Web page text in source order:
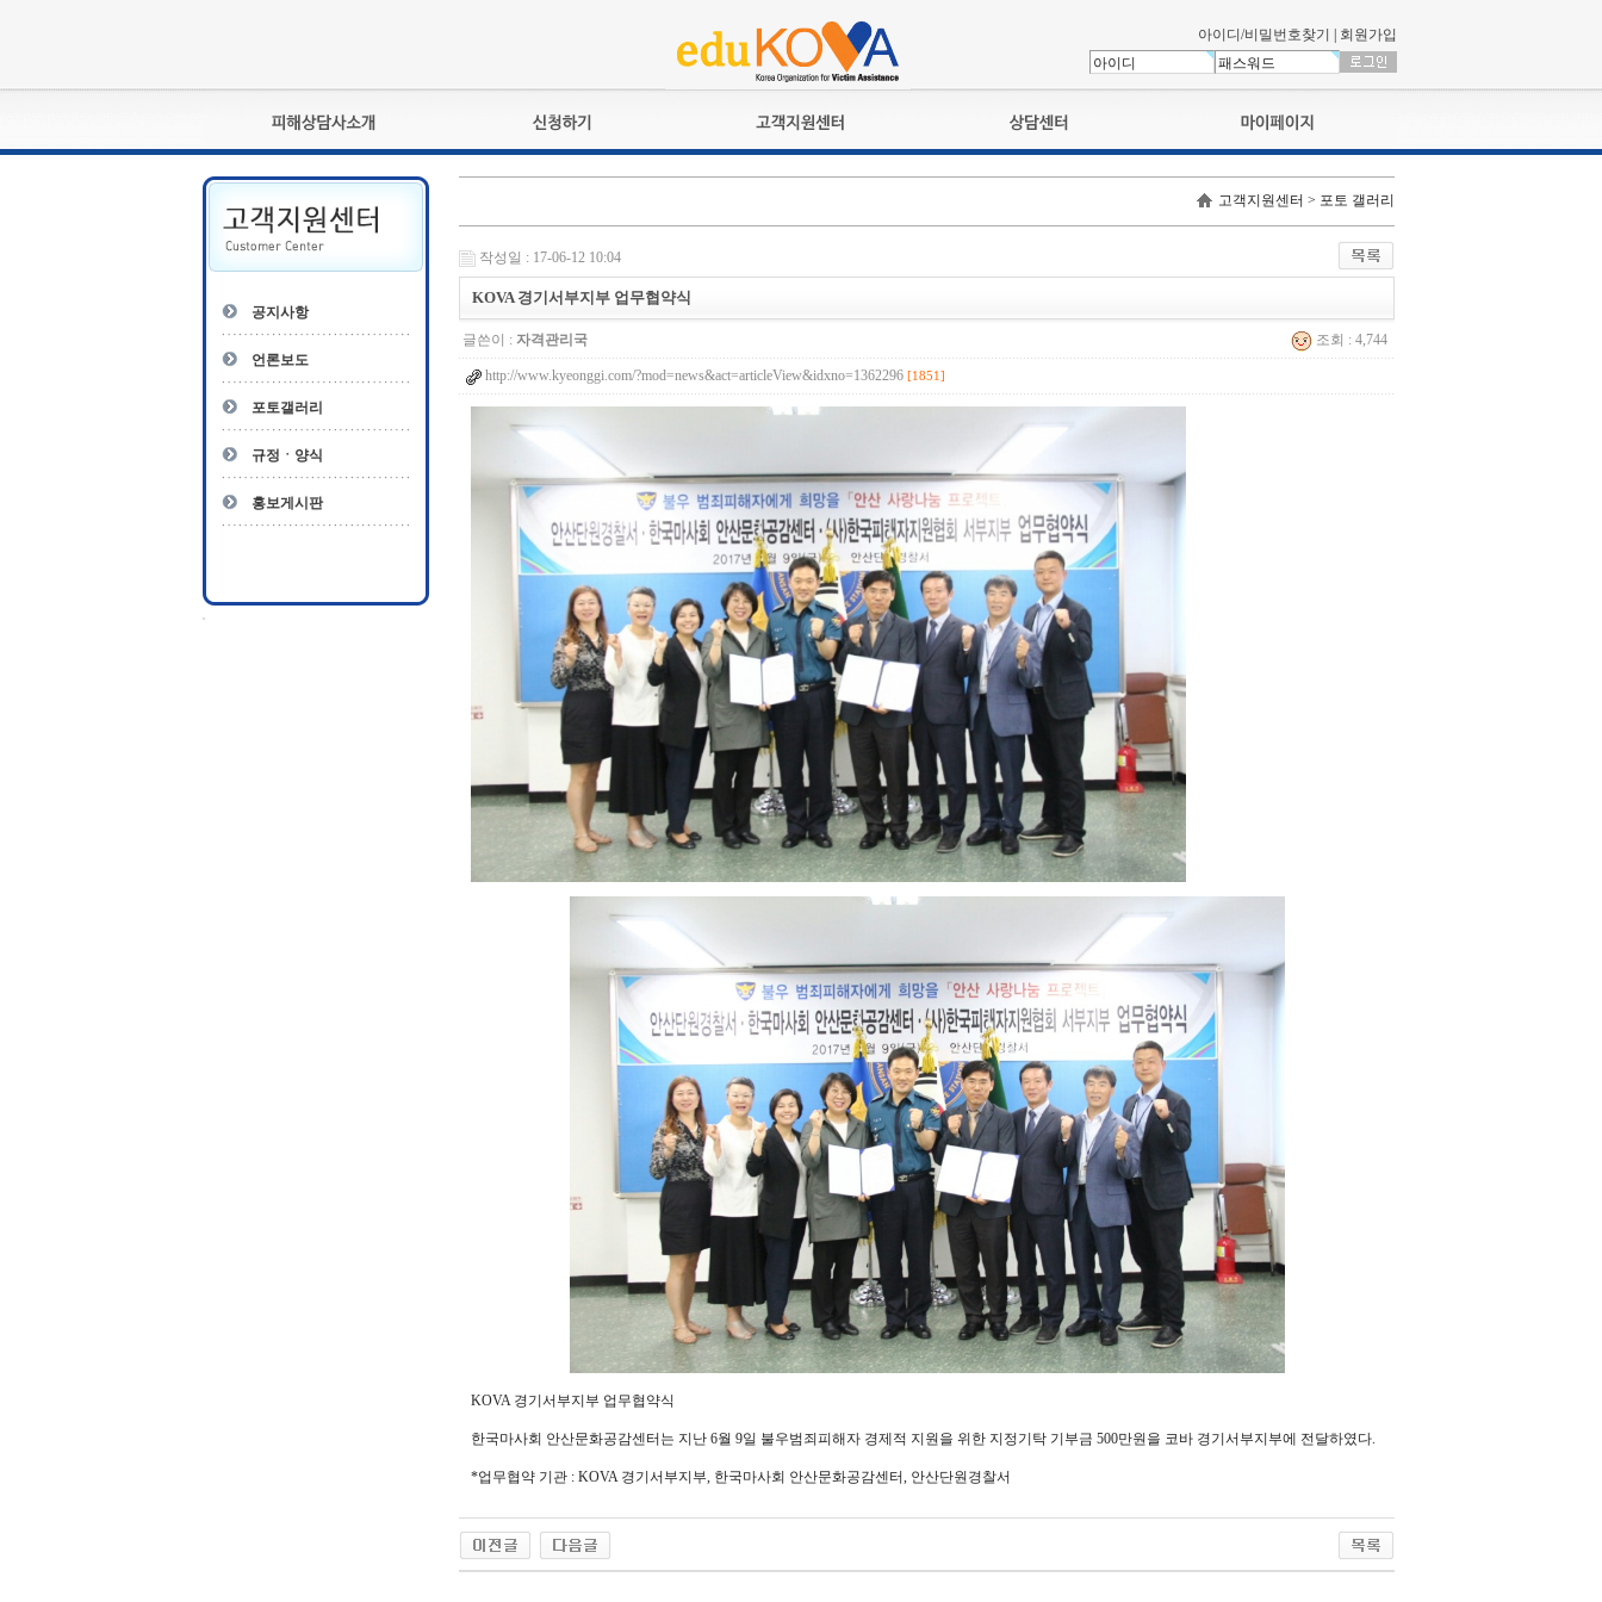
아이디/비밀번호찾기 회원가입
피해상담사란?
자격관리규정
상담사 자격증 확인
- 피해상담사 1급
- 전문수련감독자
- 전문수련기관
교육훈련
자격심사
자격유지교육
자격복원
공지사항
상담접수
나의신청내역
교육영상강의실
나의활동내역
나의 연회비
공지사항
언론보도
포토갤러리
규정ㆍ양식
홍보게시판
고객지원센터 > 포토 갤러리
작성일 : 17-06-12 10:04
KOVA 경기서부지부 업무협약식
글쓴이 : 자격관리국 조회 : 4,744
http://www.kyeonggi.com/?mod=news&act=articleView&idxno=1362296 [1851]
KOVA 경기서부지부 업무협약식
한국마사회 안산문화공감센터는 지난 6월 9일 불우범죄피해자 경제적 지원을 위한 지정기탁 기부금 500만원을 코바 경기서부지부에 전달하였다.
*업무협약 기관 : KOVA 경기서부지부, 한국마사회 안산문화공감센터, 안산단원경찰서